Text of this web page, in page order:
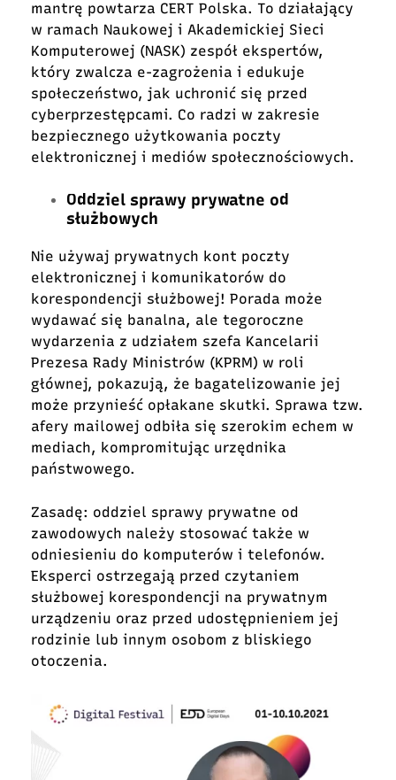
mantrę powtarza CERT Polska. To działający
w ramach Naukowej i Akademickiej Sieci
Komputerowej (NASK) zespół ekspertów,
który zwalcza e-zagrożenia i edukuje
społeczeństwo, jak uchronić się przed
cyberprzestępcami. Co radzi w zakresie
bezpiecznego użytkowania poczty
elektronicznej i mediów społecznościowych.
Oddziel sprawy prywatne od
służbowych
Nie używaj prywatnych kont poczty
elektronicznej i komunikatorów do
korespondencji służbowej! Porada może
wydawać się banalna, ale tegoroczne
wydarzenia z udziałem szefa Kancelarii
Prezesa Rady Ministrów (KPRM) w roli
głównej, pokazują, że bagatelizowanie jej
może przynieść opłakane skutki. Sprawa tzw.
afery mailowej odbiła się szerokim echem w
mediach, kompromitując urzędnika
państwowego.
Zasadę: oddziel sprawy prywatne od
zawodowych należy stosować także w
odniesieniu do komputerów i telefonów.
Eksperci ostrzegają przed czytaniem
służbowej korespondencji na prywatnym
urządzeniu oraz przed udostępnieniem jej
rodzinie lub innym osobom z bliskiego
otoczenia.